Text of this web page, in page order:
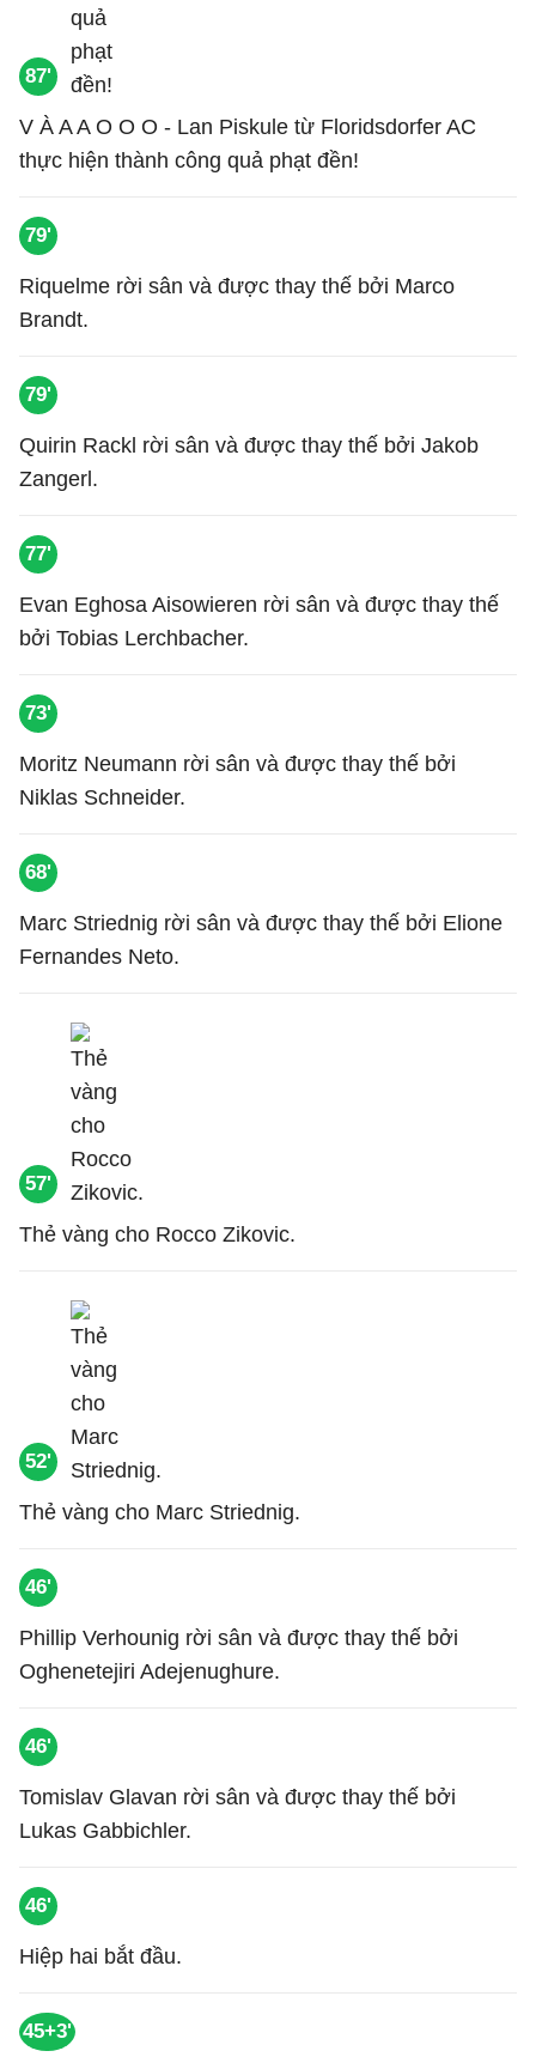
87'
V À A A O O O - Lan Piskule từ Floridsdorfer AC
thực hiện thành công quả phạt đền!
79'
Riquelme rời sân và được thay thế bởi Marco
Brandt.
79'
Quirin Rackl rời sân và được thay thế bởi Jakob
Zangerl.
77'
Evan Eghosa Aisowieren rời sân và được thay thế
bởi Tobias Lerchbacher.
73'
Moritz Neumann rời sân và được thay thế bởi
Niklas Schneider.
68'
Marc Striednig rời sân và được thay thế bởi Elione
Fernandes Neto.
57'
Thẻ vàng cho Rocco Zikovic.
52'
Thẻ vàng cho Marc Striednig.
46'
Phillip Verhounig rời sân và được thay thế bởi
Oghenetejiri Adejenughure.
46'
Tomislav Glavan rời sân và được thay thế bởi
Lukas Gabbichler.
46'
Hiệp hai bắt đầu.
45+3'